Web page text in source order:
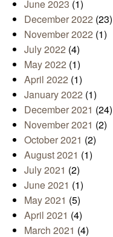
June 2023 (1)
December 2022 (23)
November 2022 (1)
July 2022 (4)
May 2022 (1)
April 2022 (1)
January 2022 (1)
December 2021 (24)
November 2021 (2)
October 2021 (2)
August 2021 (1)
July 2021 (2)
June 2021 (1)
May 2021 (5)
April 2021 (4)
March 2021 (4)